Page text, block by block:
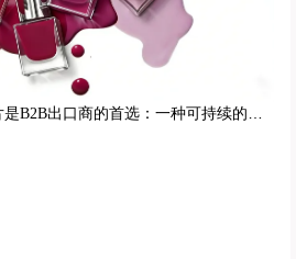
为什么ABS树脂美甲贴片是B2B出口商的首选：一种可持续的高性能解决方案